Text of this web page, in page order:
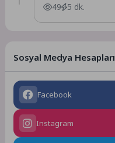
49
5 dk.
Sosyal Medya
Facebook
Instagram